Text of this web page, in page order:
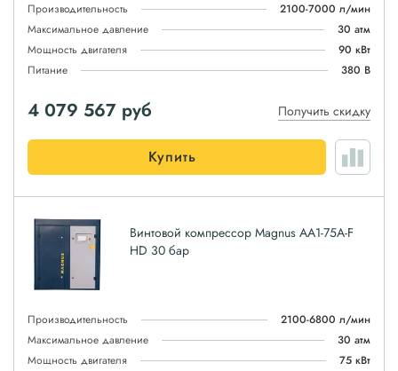
Производительность
2100-7000 л/мин
Максимальное давление
30 атм
Мощность двигателя
90 кВт
Питание
380 В
4 079 567 руб Получить скидку
Купить
Винтовой компрессор Magnus АА1-75A-F
HD 30 бар
Производительность
2100-6800 л/мин
Максимальное давление
30 атм
Мощность двигателя
75 кВт